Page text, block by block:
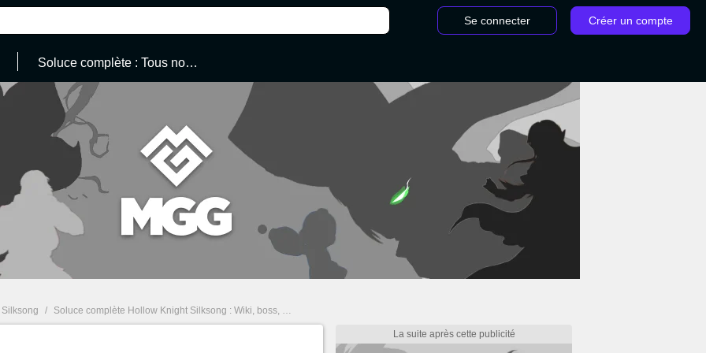
Se connecter Créer un compte
Soluce complète : Tous nos guides
/ Soluce complète Hollow Knight Silksong : Wiki, boss, enigmes, quêtes... Tous nos guides